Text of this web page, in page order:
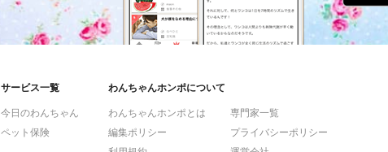
サービス一覧
今日のわんちゃん
ペット保険
わんちゃんホンポについて
わんちゃんホンポとは
編集ポリシー
専門家一覧
プライバシーポリシー